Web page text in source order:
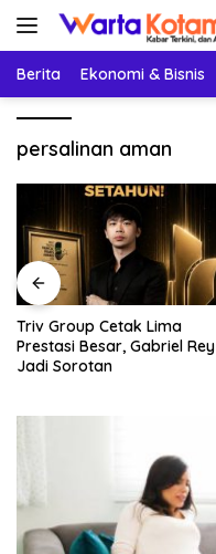
Langsung
Berita Ekonomi & Bisnis
persalinan aman
Triv Group Cetak Lima
Prestasi Besar, Gabriel Rey
Jadi Sorotan